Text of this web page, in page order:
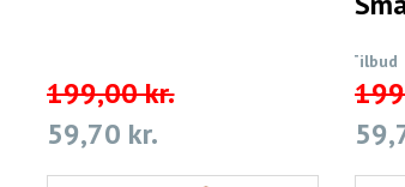
199,00 kr.
59,70 kr.
Tilbud